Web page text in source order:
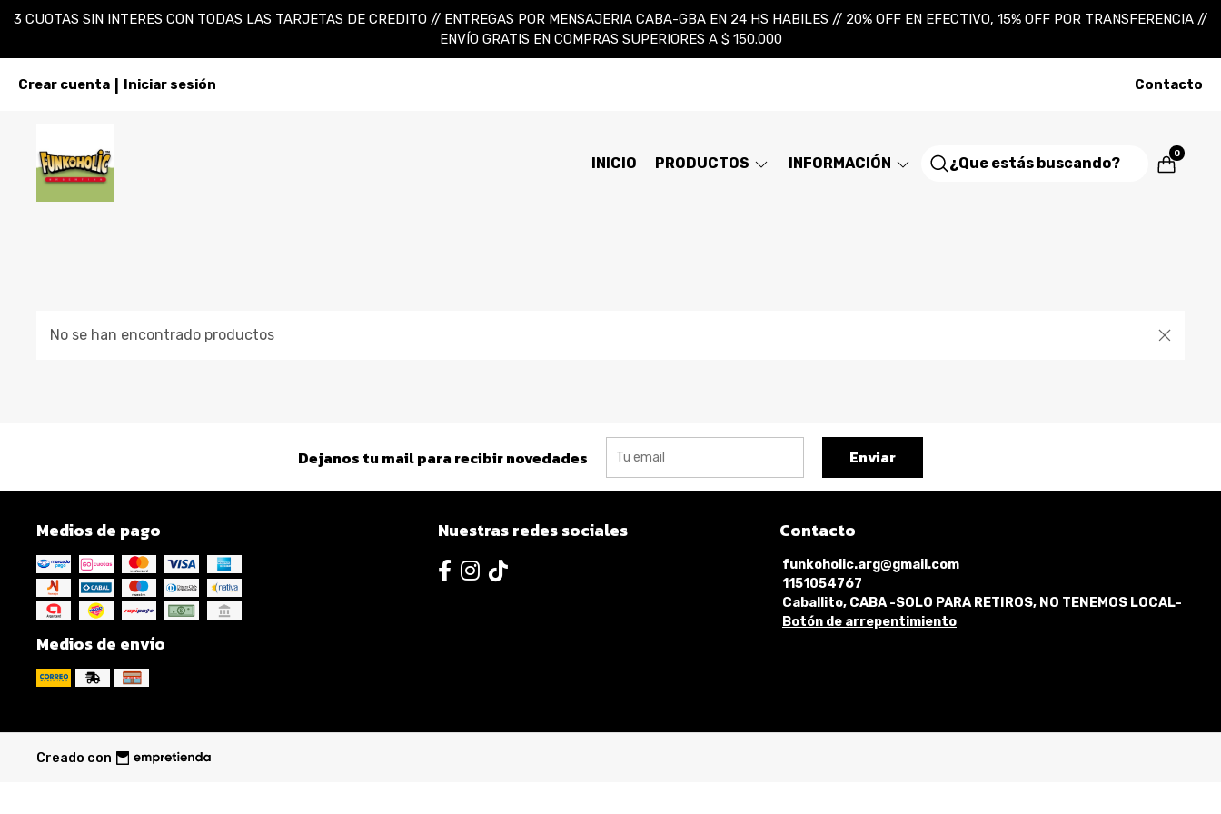
3 CUOTAS SIN INTERES CON TODAS LAS TARJETAS DE CREDITO // ENTREGAS POR MENSAJERIA CABA-GBA EN 24 HS HABILES // 20% OFF EN EFECTIVO, 15% OFF POR TRANSFERENCIA //
ENVÍO GRATIS EN COMPRAS SUPERIORES A $ 150.000
Crear cuenta Iniciar sesión Contacto
INICIO PRODUCTOS INFORMACIÓN
0
No se han encontrado productos
Dejanos tu mail para recibir novedades Enviar
Medios de pago
Medios de envío
Nuestras redes sociales Contacto
funkoholic.arg@gmail.com
1151054767
Caballito, CABA -SOLO PARA RETIROS, NO TENEMOS LOCAL-
Botón de arrepentimiento
Creado con